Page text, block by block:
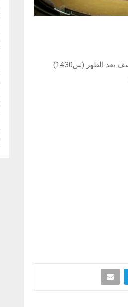
تدور أيام السبت 1 والاحد 2 نوفمبر الجاري انطلاقا من الساعة الثانية والنصف بعد الظهر (س14:30)